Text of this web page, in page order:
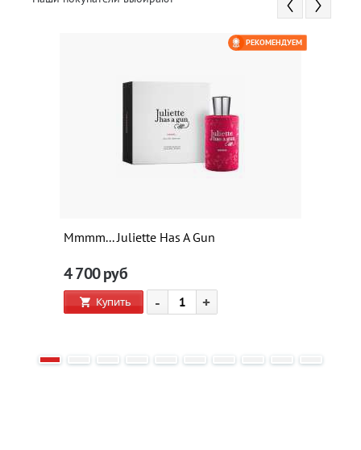
Mmmm... Juliette Has A Gun
4 700руб
Купить - +
РЕКОМЕНДУЕМ